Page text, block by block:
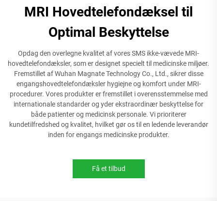
MRI Hovedtelefondæksel til
Optimal Beskyttelse
Opdag den overlegne kvalitet af vores SMS ikke-vævede MRI-
hovedtelefondæksler, som er designet specielt til medicinske miljøer.
Fremstillet af Wuhan Magnate Technology Co., Ltd., sikrer disse
engangshovedtelefondæksler hygiejne og komfort under MRI-
procedurer. Vores produkter er fremstillet i overensstemmelse med
internationale standarder og yder ekstraordinær beskyttelse for
både patienter og medicinsk personale. Vi prioriterer
kundetilfredshed og kvalitet, hvilket gør os til en ledende leverandør
inden for engangs medicinske produkter.
Få et tilbud